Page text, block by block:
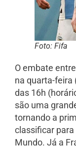
Foto: Fifa
O embate
na quarta-feira
das 16h
são uma
tornando a
classificar
Mundo. Já a